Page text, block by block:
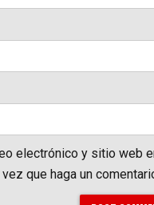
electrónico y sitio web
que haga un